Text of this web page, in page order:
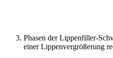
Phasen der Lippenfiller-
einer Lippenvergrößerung